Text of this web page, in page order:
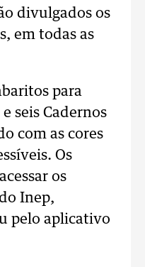
divulgados os
em todas as
para
seis Cadernos
com as cores
Os
os
Inep,
pelo aplicativo